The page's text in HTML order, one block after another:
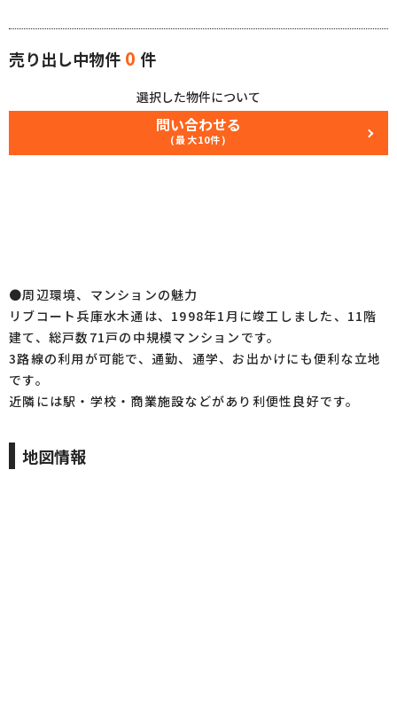
売り出し中物件 0 件
選択した物件について
問い合わせる
(最大10件)
●周辺環境、マンションの魅力
リブコート兵庫水木通は、1998年1月に竣工しました、11階
建て、総戸数71戸の中規模マンションです。
3路線の利用が可能で、通勤、通学、お出かけにも便利な立地
です。
近隣には駅・学校・商業施設などがあり利便性良好です。
地図情報